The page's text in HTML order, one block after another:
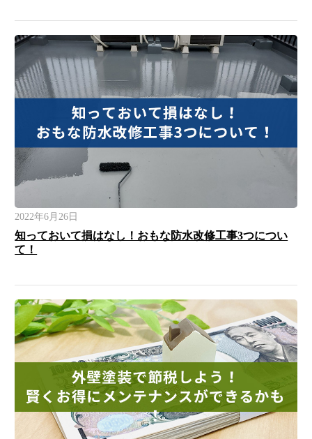
2022年6月26日
知っておいて損はなし！おもな防水改修工事3つについ
て！